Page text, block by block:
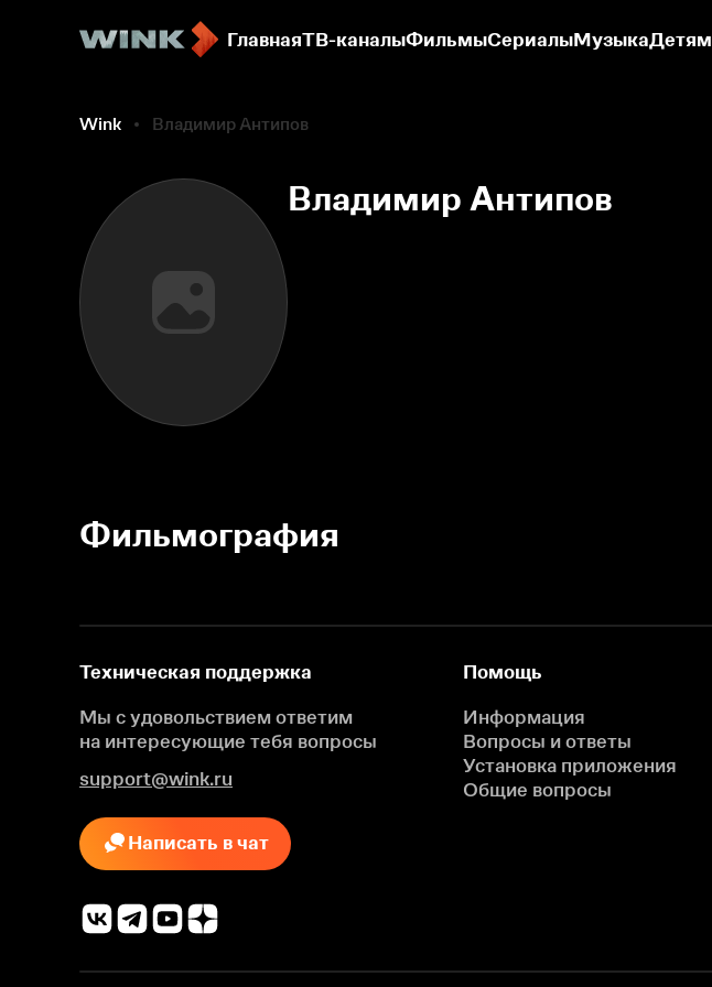
ГлавнаяТВ-каналыФильмыСериалыМузыкаДетям
Wink Владимир Антипов
Владимир Антипов
Фильмография
Техническая поддержка
Мы с удовольствием ответим
на интересующие тебя вопросы
support@wink.ru
Написать в чат
Помощь
Информация
Вопросы и ответы
Установка приложения
Общие вопросы